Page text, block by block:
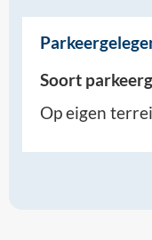
Soort
Op eigen